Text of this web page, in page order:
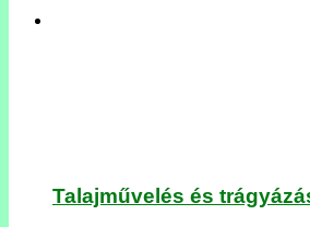
Talajművelés és